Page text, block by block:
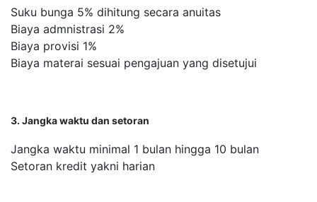
Suku bunga 5% dihitung secara anuitas
Biaya admnistrasi 2%
Biaya provisi 1%
Biaya materai sesuai pengajuan yang disetujui
3. Jangka waktu dan setoran
Jangka waktu minimal 1 bulan hingga 10 bulan
Setoran kredit yakni harian